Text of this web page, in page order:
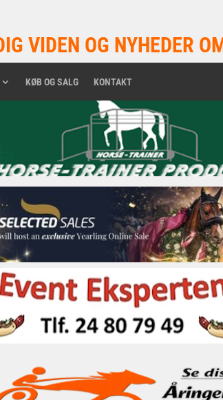
VIDEN OG NYHEDER
KØB OG SALG KONTAKT